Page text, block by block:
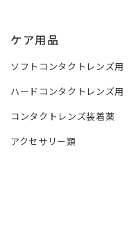
ケア用品
ソフトコンタクトレンズ用
ハードコンタクトレンズ用
コンタクトレンズ装着薬
アクセサリー類